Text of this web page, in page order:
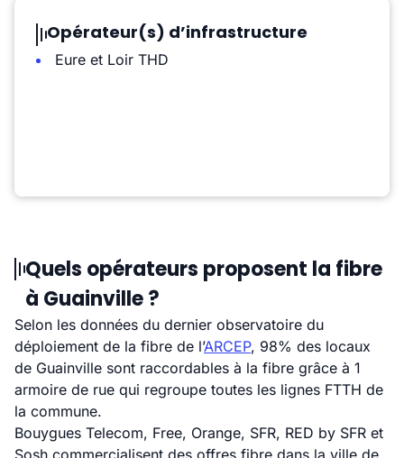
Opérateur(s) d’infrastructure
Eure et Loir THD
Quels opérateurs proposent la fibre
à Guainville ?
Selon les données du dernier observatoire du
déploiement de la fibre de l’ARCEP, 98% des locaux
de Guainville sont raccordables à la fibre grâce à 1
armoire de rue qui regroupe toutes les lignes FTTH de
la commune.
Bouygues Telecom, Free, Orange, SFR, RED by SFR et
Sosh commercialisent des offres fibre dans la ville de